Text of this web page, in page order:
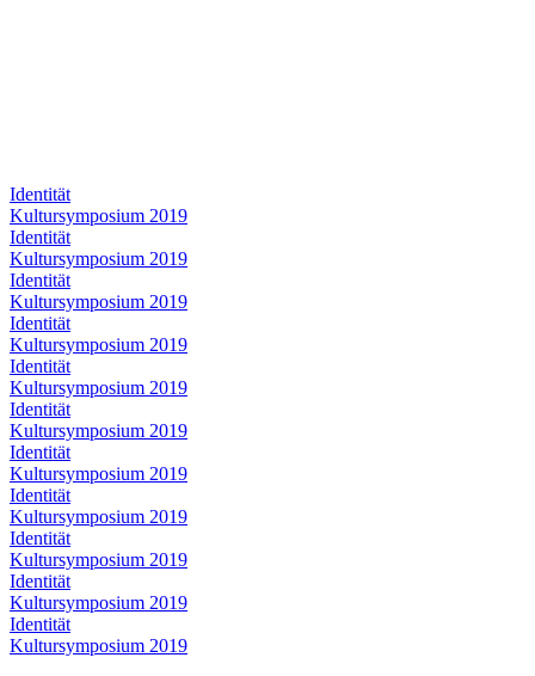
Identität
Kultursymposium 2019
Identität
Kultursymposium 2019
Identität
Kultursymposium 2019
Identität
Kultursymposium 2019
Identität
Kultursymposium 2019
Identität
Kultursymposium 2019
Identität
Kultursymposium 2019
Identität
Kultursymposium 2019
Identität
Kultursymposium 2019
Identität
Kultursymposium 2019
Identität
Kultursymposium 2019